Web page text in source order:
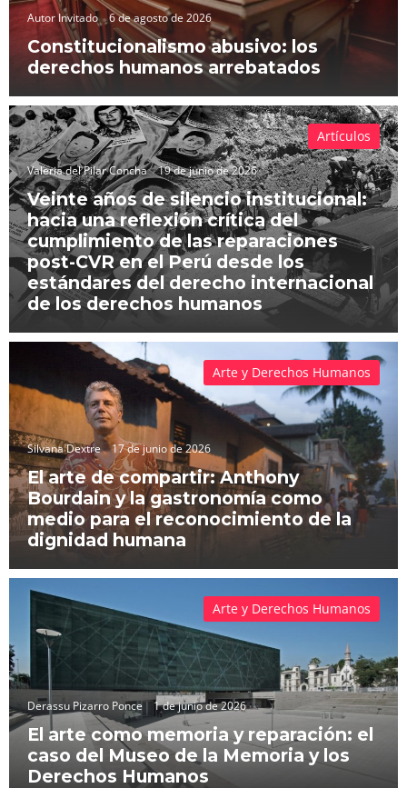
Autor Invitado 6 de agosto de 2026
Constitucionalismo abusivo: los
derechos humanos arrebatados
Valeria del Pilar Concha 19 de junio de 2026
Veinte años de silencio institucional:
hacia una reflexión crítica del
cumplimiento de las reparaciones
post-CVR en el Perú desde los
estándares del derecho internacional
de los derechos humanos
Artículos
Silvana Dextre 17 de junio de 2026
El arte de compartir: Anthony
Bourdain y la gastronomía como
medio para el reconocimiento de la
dignidad humana
Arte y Derechos Humanos
Derassu Pizarro Ponce 1 de junio de 2026
El arte como memoria y reparación: el
caso del Museo de la Memoria y los
Derechos Humanos
Arte y Derechos Humanos